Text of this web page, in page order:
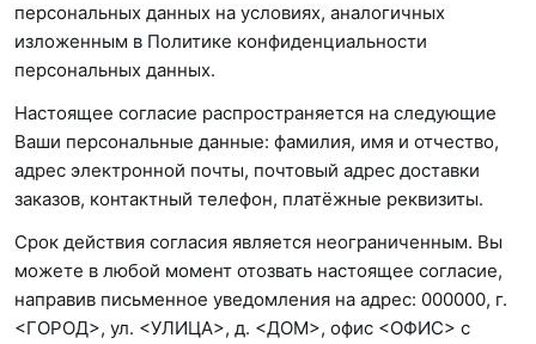
персональных данных на условиях, аналогичных
изложенным в Политике конфиденциальности
персональных данных.
Настоящее согласие распространяется на следующие
Ваши персональные данные: фамилия, имя и отчество,
адрес электронной почты, почтовый адрес доставки
заказов, контактный телефон, платёжные реквизиты.
Срок действия согласия является неограниченным. Вы
можете в любой момент отозвать настоящее согласие,
направив письменное уведомления на адрес: 000000, г.
<ГОРОД>, ул. <УЛИЦА>, д. <ДОМ>, офис <ОФИС> с